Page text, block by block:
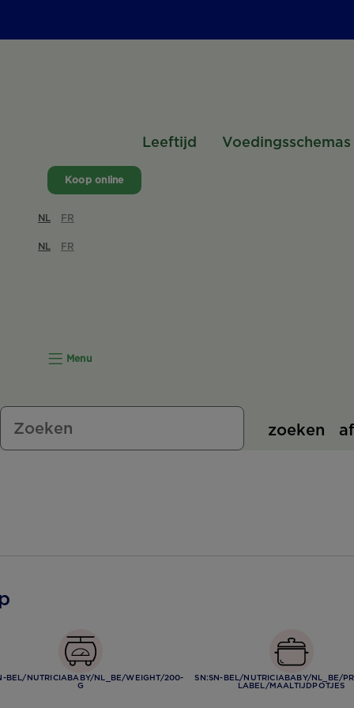
Leeftijd Voedingsschemas
Koop online
NL FR
NL FR
Menu
zoeken
BEL/NUTRICIABABY/NL_BE/WEIGHT/200-
G
SN:SN-BEL/NUTRICIABABY/NL_BE/
LABEL/MAALTIJDPOTJES